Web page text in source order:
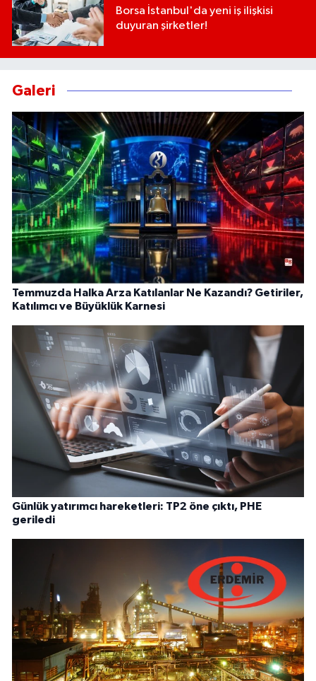
Borsa İstanbul'da yeni iş ilişkisi
duyuran şirketler!
Galeri
Temmuzda Halka Arza Katılanlar Ne Kazandı? Getiriler,
Katılımcı ve Büyüklük Karnesi
Günlük yatırımcı hareketleri: TP2 öne çıktı, PHE
geriledi